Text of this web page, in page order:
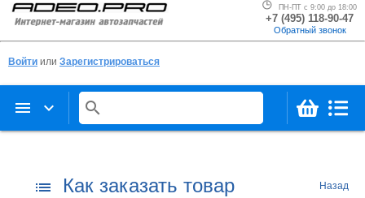
ПН-ПТ с 9:00 до 18:00
+7 (495) 118-90-47
Обратный звонок
Войти или Зарегистрироваться
menu keyboard_arrow_down search
list Как заказать товар Назад